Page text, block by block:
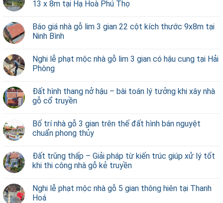
13 x 8m tại Hạ Hoà Phú Thọ
Báo giá nhà gỗ lim 3 gian 22 cột kích thước 9x8m tại
Ninh Bình
Nghi lễ phạt mộc nhà gỗ lim 3 gian có hậu cung tại Hải
Phòng
Đất hình thang nở hậu – bài toán lý tưởng khi xây nhà
gỗ cổ truyền
Bố trí nhà gỗ 3 gian trên thế đất hình bán nguyệt
chuẩn phong thủy
Đất trũng thấp – Giải pháp từ kiến trúc giúp xử lý tốt
khi thi công nhà gỗ kẻ truyền
Nghi lễ phạt mộc nhà gỗ 5 gian thông hiên tại Thanh
Hoá